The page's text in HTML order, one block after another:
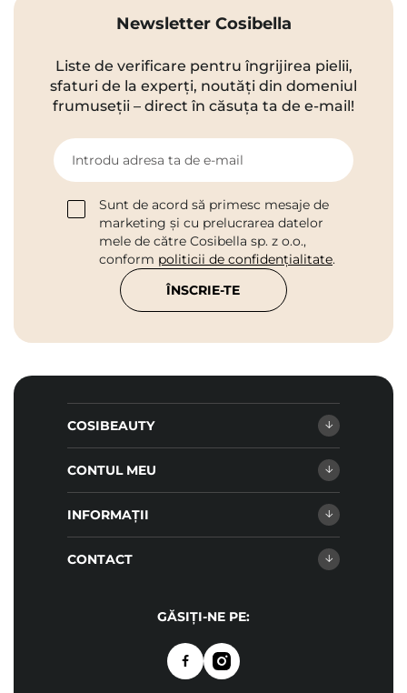
Newsletter Cosibella
Liste de verificare pentru îngrijirea pielii,
sfaturi de la experți, noutăți din domeniul
frumuseții – direct în căsuța ta de e-mail!
Introdu adresa ta de e-mail
Sunt de acord să primesc mesaje de
marketing și cu prelucrarea datelor
mele de către Cosibella sp. z o.o.,
conform politicii de confidențialitate.
ÎNSCRIE-TE
COSIBEAUTY
CONTUL MEU
INFORMAȚII
CONTACT
GĂSIȚI-NE PE: